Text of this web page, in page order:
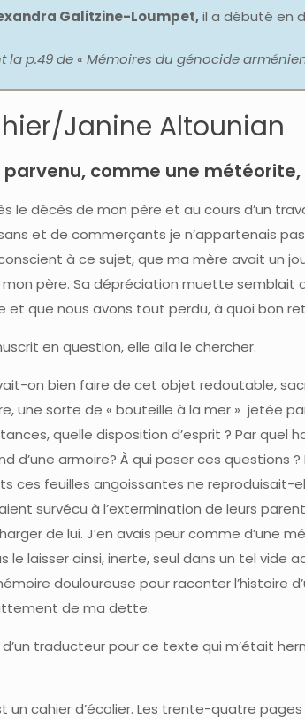
Galitzine-Loumpet,il a débuté en
la p.49 de « Mémoires du génocide
Janine Altounian
comme une
le décès de mon père et au cours d’un
et de commerçants je n’appartenais
à ce sujet, que ma mère avait un
père. Sa dépréciation muette semblait
et que nous avons tout perdu, à quoi bon
en question, elle alla le chercher.
on bien faire de cet objet redoutable,
une sorte de « bouteille à la mer » jetée
quelle disposition d’esprit ? Par
d’une armoire? À qui poser ces
ces feuilles angoissantes ne reproduisait-
survécu à l’extermination de leurs
de lui. J’en avais peur comme d’une
le laisser ainsi, inerte, seul dans un tel
douloureuse pour raconter l’histoire
de ma dette.
traducteur pour ce texte qui m’était
un cahier d’écolier. Les trente-quatre